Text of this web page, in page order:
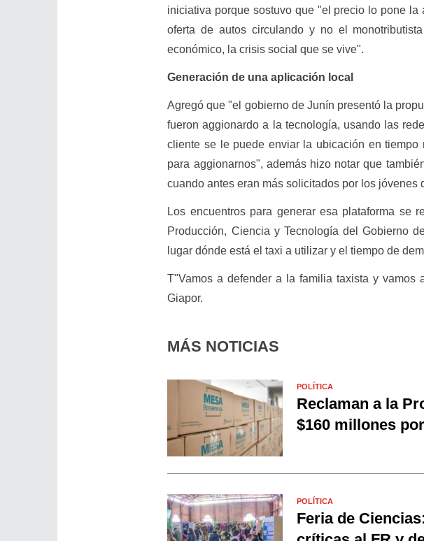
iniciativa porque sostuvo que "el precio lo pone
oferta de autos circulando y no el
económico, la crisis social que se vive".
Generación de una aplicación local
Agregó que "el gobierno de Junín presentó la
fueron aggionardo a la tecnología, usando las
cliente se le puede enviar la ubicación en
para aggionarnos", además hizo notar que
cuando antes eran más solicitados por los jóvenes
Los encuentros para generar esa plataforma se
Producción, Ciencia y Tecnología del Gobierno
lugar dónde está el taxi a utilizar y el tiempo de
T"Vamos a defender a la familia taxista y vamos
Giapor.
MÁS NOTICIAS
POLÍTICA
Reclaman a la
$160 millones
POLÍTICA
Feria de